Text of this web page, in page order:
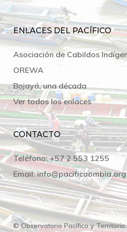
ENLACES DEL PACÍFICO
Asociación de Cabildos
OREWA
Bojayá, una década
Ver todos los enlaces
CONTACTO
Teléfono:+57 2 553 1255
Email: info@pacificoombia.org
© Observatorio Pacífico y Territorio